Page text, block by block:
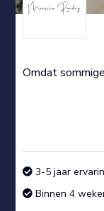
Omdat
3-5 jaar
Binnen 4